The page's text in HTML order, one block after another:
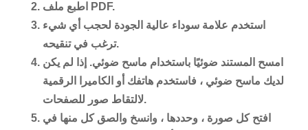
اطبع ملف PDF.
استخدم علامة سوداء عالية الجودة لحجب أي شيء
ترغب في تنقيحه.
امسح المستند ضوئيًا باستخدام ماسح ضوئي. إذا لم يكن
لديك ماسح ضوئي ، فاستخدم هاتفك أو الكاميرا الرقمية
لالتقاط صور للصفحات.
افتح كل صورة ، وحددها ، وانسخ والصق كل منها في